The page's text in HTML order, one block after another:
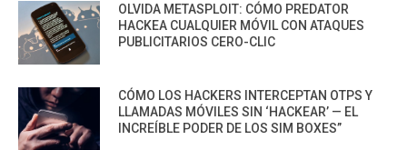
OLVIDA METASPLOIT: CÓMO PREDATOR
HACKEA CUALQUIER MÓVIL CON ATAQUES
PUBLICITARIOS CERO-CLIC
CÓMO LOS HACKERS INTERCEPTAN OTPS Y
LLAMADAS MÓVILES SIN ‘HACKEAR’ — EL
INCREÍBLE PODER DE LOS SIM BOXES”